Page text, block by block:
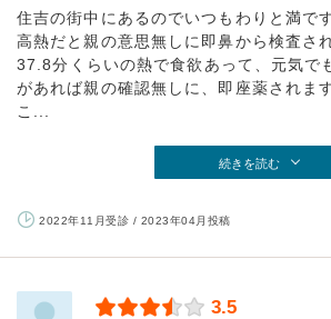
住吉の街中にあるのでいつもわりと満です
高熱だと親の意思無しに即鼻から検査さ
37.8分くらいの熱で食欲あって、元気で
があれば親の確認無しに、即座薬されます
こ...
続きを読む
2022年11月受診 / 2023年04月投稿
3.5